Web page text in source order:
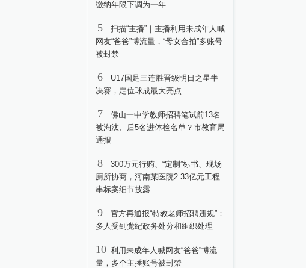
缴纳年限下调为一年
5
扫描“主播”｜主播利用未成年人喊
网友“爸爸”博流量，“母女合拍”多账号
被封禁
6
U17国足三连胜晋级明日之星半
决赛，定位球成最大亮点
7
佛山一中学教师招聘笔试前13名
被淘汰、后5名进体检名单？市教育局
通报
8
300万元行贿、“定制”标书、现场
厕所协商，河南某医院2.33亿元工程
串标案细节披露
9
官方再通报“特教老师招聘违规”：
多人受到党纪政务处分和组织处理
10 利用未成年人喊网友“爸爸”博流
量，多个主播账号被封禁